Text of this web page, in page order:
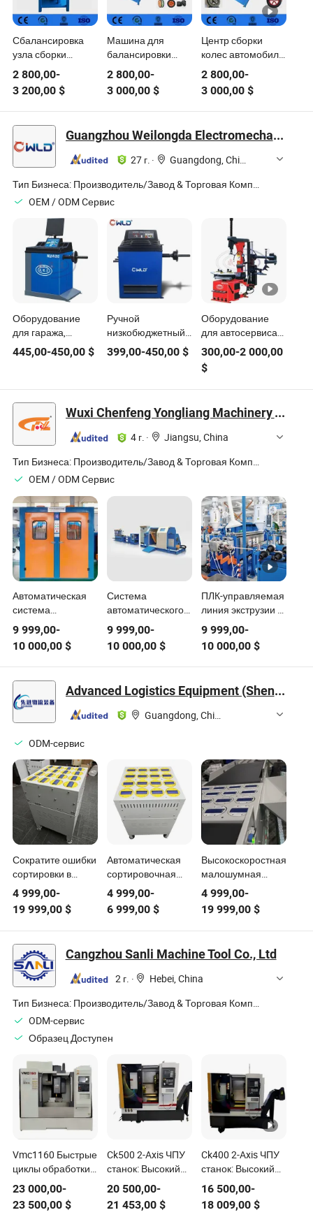
Сбалансировка
узла сборки
колесногоhub
автомобиля
2 800,00-
3 200,00 $
Машина для
балансировки
высокопроизводительных
шин с узлом
сборки для
автомобилей
2 800,00-
3 000,00$
Центр сборки
колес автомобиля
с балансировкой
2 800,00-
3 000,00$
Guangzhou Weilongda Electromechanical Equipment Co., Ltd.
27 г. ·
Guangdong, China
Тип Бизнеса:
Производитель/Завод & Торговая Компания
OEM / ODM Cервис
Оборудование
для гаража,
инструменты,
мастерская,
кузовного
ремонта,
балансировщик
колес,
оборудование для
автосервиса,
ремонта шин,
балансировочная
машина, машина
для смены шин
445,00-450,00 $
Ручной
низкобюджетный
балансировщик
колес для
обслуживание
балансировки
колес и
выравнивания,
балансировщик
грузовиков,
машина для
399,00-450,00$
Оборудование
для автосервиса
Ремонт шин
Балансировочная
машина
Балансировщик
300,00-2 000,00
$
Wuxi Chenfeng Yongliang Machinery Technology Co., Ltd.
4 г. ·
Jiangsu, China
Тип Бизнеса:
Производитель/Завод & Торговая Компания
OEM / ODM Cервис
Автоматическая
система
балансировки
натяжения Yl-Pair
машина для
скручивания с
машиной для
производства
обратного
скручивания
9 999,00-
10 000,00 $
Система
автоматического
управления
натяжением с
сервоприводом
для балансировки
кабелей с одним
скручиванием
9 999,00-
10 000,00$
ПЛК-управляемая
линия экструзии с
балансом
натяжения для
производства
кабелей с двумя
9 999,00-
10 000,00$
Advanced Logistics Equipment (Shenzhen) Co., Ltd.
Guangdong, China
ODM-сервис
Сократите ошибки
сортировки в
конвейерной
машине
сортировки
балансировочного
колеса на складе
4 999,00-
19 999,00 $
Автоматическая
сортировочная
машина для
посылок с
балансировочным
колесом для
выполнения
заказов
электронной
коммерции
4 999,00-
6 999,00$
Высокоскоростная,
малошумная
автоматизированная
сортировочная
машина: переход
на ручное
балансировочным
4 999,00-
19 999,00$
Cangzhou Sanli Machine Tool Co., Ltd
2 г. ·
Hebei, China
Тип Бизнеса:
Производитель/Завод & Торговая Компания
ODM-сервис
Образец Доступен
Vmc1160 Быстрые
циклы обработки
на ЧПУ и высокая
жесткость
конструкции,
23 000,00-
23 500,00 $
Ck500 2-Axis ЧПУ
станок: Высокий
крутящий момент
и быстрые циклы,
балансируя
20 500,00-
21 453,00$
Ck400 2-Axis ЧПУ
станок: Высокий
крутящий момент
и быстрые циклы,
балансировка
16 500,00-
18 009,00$